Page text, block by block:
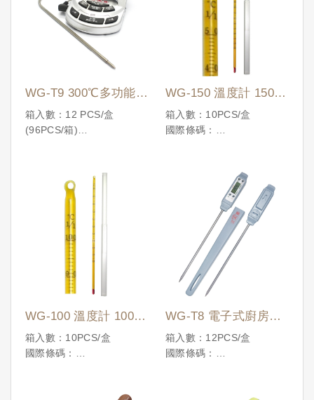
WG-T9 300℃多功能電
子溫度計
箱入數：12 PCS/盒
(96PCS/箱)
WG-150 溫度計 150
℃
箱入數：10PCS/盒
國際條碼：
WG-100 溫度計 100
℃
箱入數：10PCS/盒
國際條碼：
WG-T8 電子式廚房溫
度計300℃
箱入數：12PCS/盒
國際條碼：